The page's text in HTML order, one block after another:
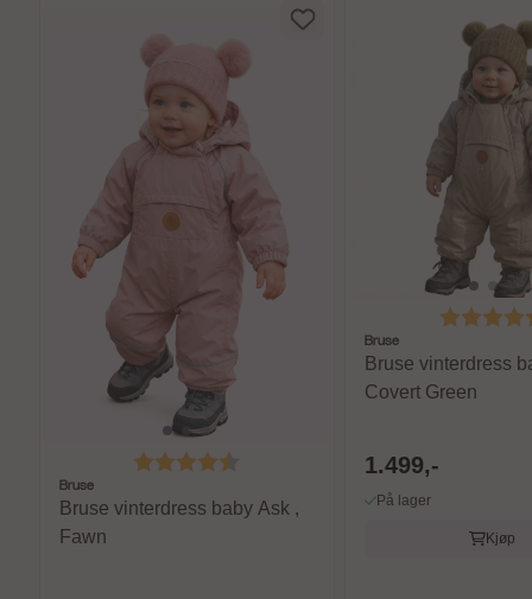
Karakter: 4.8 av 5 mulige
Bruse
Bruse vinterdress baby Ask ,
Fawn
Karakter:
Bruse
Bruse vinterdress
Covert Green
1.499,-
På lager
Kjøp